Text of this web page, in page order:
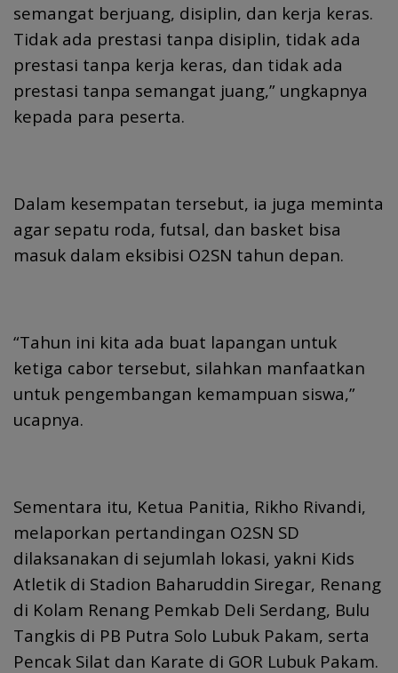
semangat berjuang, disiplin, dan kerja keras.
Tidak ada prestasi tanpa disiplin, tidak ada
prestasi tanpa kerja keras, dan tidak ada
prestasi tanpa semangat juang,” ungkapnya
kepada para peserta.
Dalam kesempatan tersebut, ia juga meminta
agar sepatu roda, futsal, dan basket bisa
masuk dalam eksibisi O2SN tahun depan.
“Tahun ini kita ada buat lapangan untuk
ketiga cabor tersebut, silahkan manfaatkan
untuk pengembangan kemampuan siswa,”
ucapnya.
Sementara itu, Ketua Panitia, Rikho Rivandi,
melaporkan pertandingan O2SN SD
dilaksanakan di sejumlah lokasi, yakni Kids
Atletik di Stadion Baharuddin Siregar, Renang
di Kolam Renang Pemkab Deli Serdang, Bulu
Tangkis di PB Putra Solo Lubuk Pakam, serta
Pencak Silat dan Karate di GOR Lubuk Pakam.